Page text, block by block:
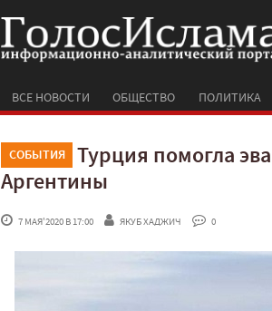
ВСЕ НОВОСТИ ОБЩЕСТВО ПОЛИТИКА
СОБЫТИЯ
Турция помогла
Аргентины
7 МАЯ'2020 В 17:00 ЯКУБ ХАДЖИЧ 0